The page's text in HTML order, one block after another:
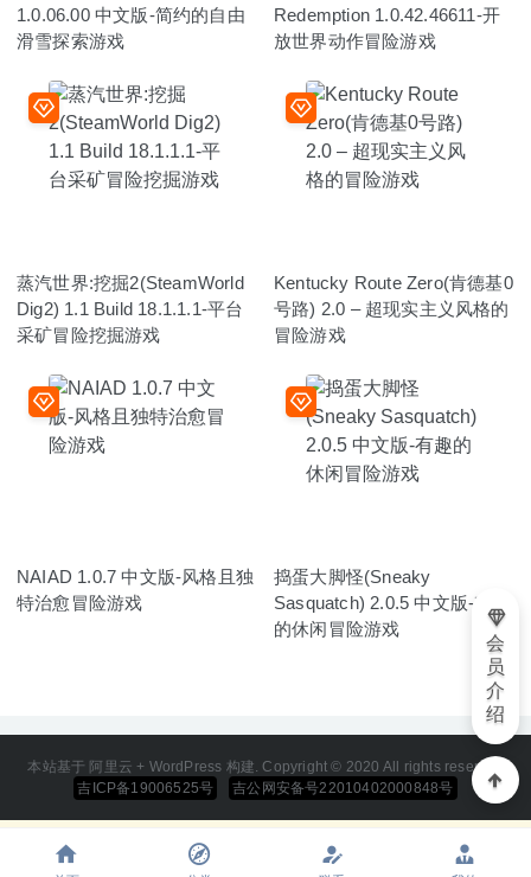
1.0.06.00 中文版-简约的自由
滑雪探索游戏
Redemption 1.0.42.46611-开
放世界动作冒险游戏
蒸汽世界:挖掘2(SteamWorld
Dig2) 1.1 Build 18.1.1.1-平台
采矿冒险挖掘游戏
Kentucky Route Zero(肯德基0
号路) 2.0 – 超现实主义风格的
冒险游戏
NAIAD 1.0.7 中文版-风格且独
特治愈冒险游戏
捣蛋大脚怪(Sneaky
Sasquatch) 2.0.5 中文版-有趣
的休闲冒险游戏
本站基于 阿里云 + WordPress 构建. Copyright © 2020 All rights reserved
吉ICP备19006525号
吉公网安备号22010402000848号
会
员
介
绍